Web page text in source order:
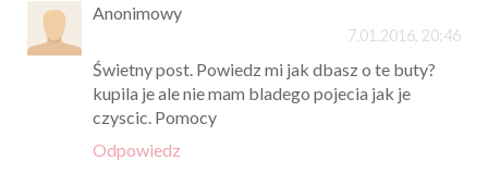
Anonimowy
7.01.2016, 20:46
Świetny post. Powiedz mi jak dbasz o te buty?
kupila je ale nie mam bladego pojecia jak je
czyscic. Pomocy
Odpowiedz